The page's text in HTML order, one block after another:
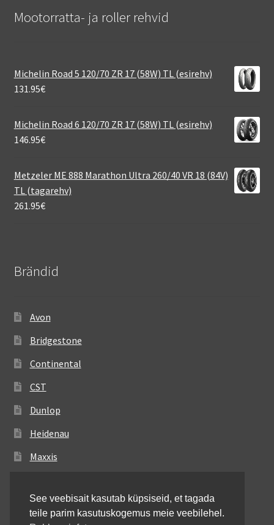
Mootorratta- ja roller rehvid
Michelin Road 5 120/70 ZR 17 (58W) TL (esirehv)
131.95€
Michelin Road 6 120/70 ZR 17 (58W) TL (esirehv)
146.95€
Metzeler ME 888 Marathon Ultra 260/40 VR 18 (84V)
TL (tagarehv)
261.95€
Brändid
Avon
Bridgestone
Continental
CST
Dunlop
Heidenau
Maxxis
Michelin
See veebisait kasutab küpsiseid, et tagada
teile parim kasutuskogemus meie veebilehel.